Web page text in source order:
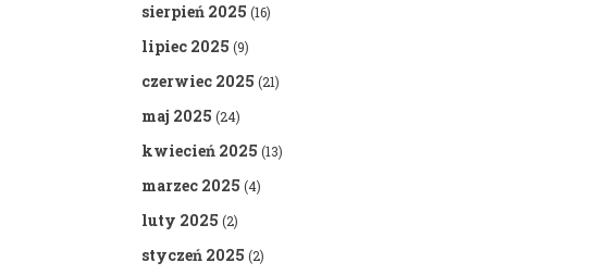
sierpień 2025 (16)
lipiec 2025 (9)
czerwiec 2025 (21)
maj 2025 (24)
kwiecień 2025 (13)
marzec 2025 (4)
luty 2025 (2)
styczeń 2025 (2)